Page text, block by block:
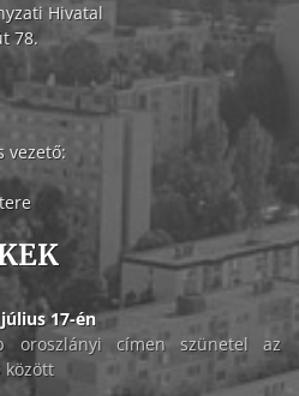
Hivatal
78.
vezető:
17-én
oroszlányi címen szünetel az
között